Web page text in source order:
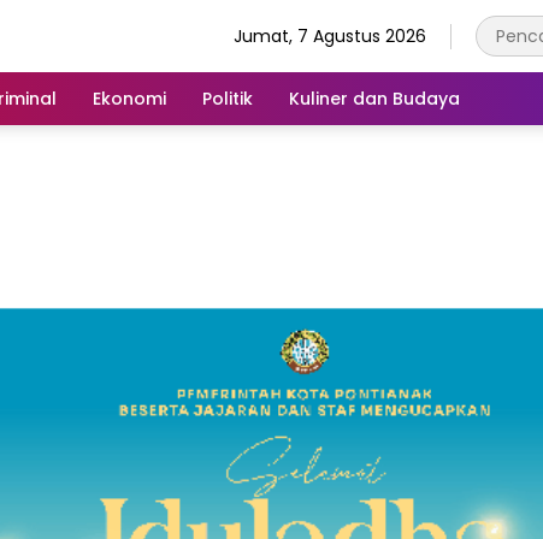
Jumat, 7 Agustus 2026
Ekonomi Politik Kuliner dan Budaya